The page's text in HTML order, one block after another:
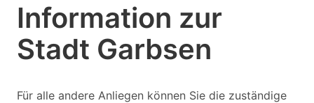
Information zur
Stadt Garbsen
Für alle andere Anliegen können Sie die zuständige